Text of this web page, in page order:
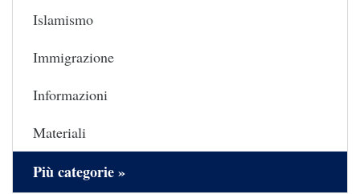
Islamismo
Immigrazione
Informazioni
Materiali
Più categorie »